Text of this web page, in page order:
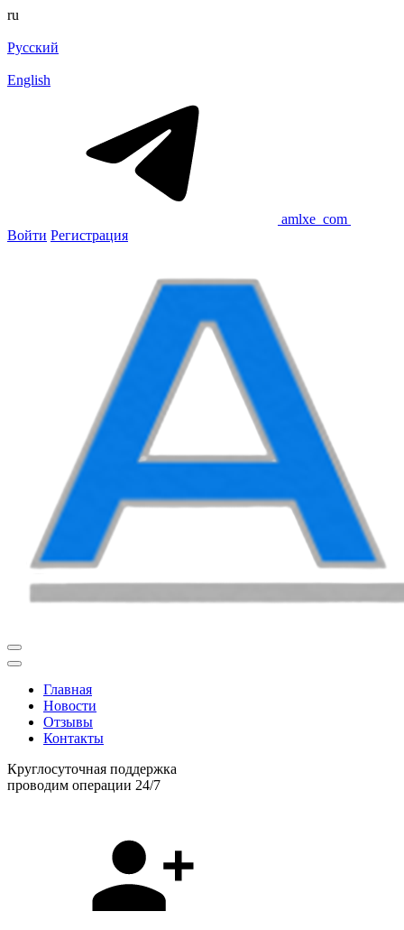
ru
Русский
English
amlxe_com
Войти Регистрация
Главная
Новости
Отзывы
Контакты
Круглосуточная поддержка
проводим операции 24/7